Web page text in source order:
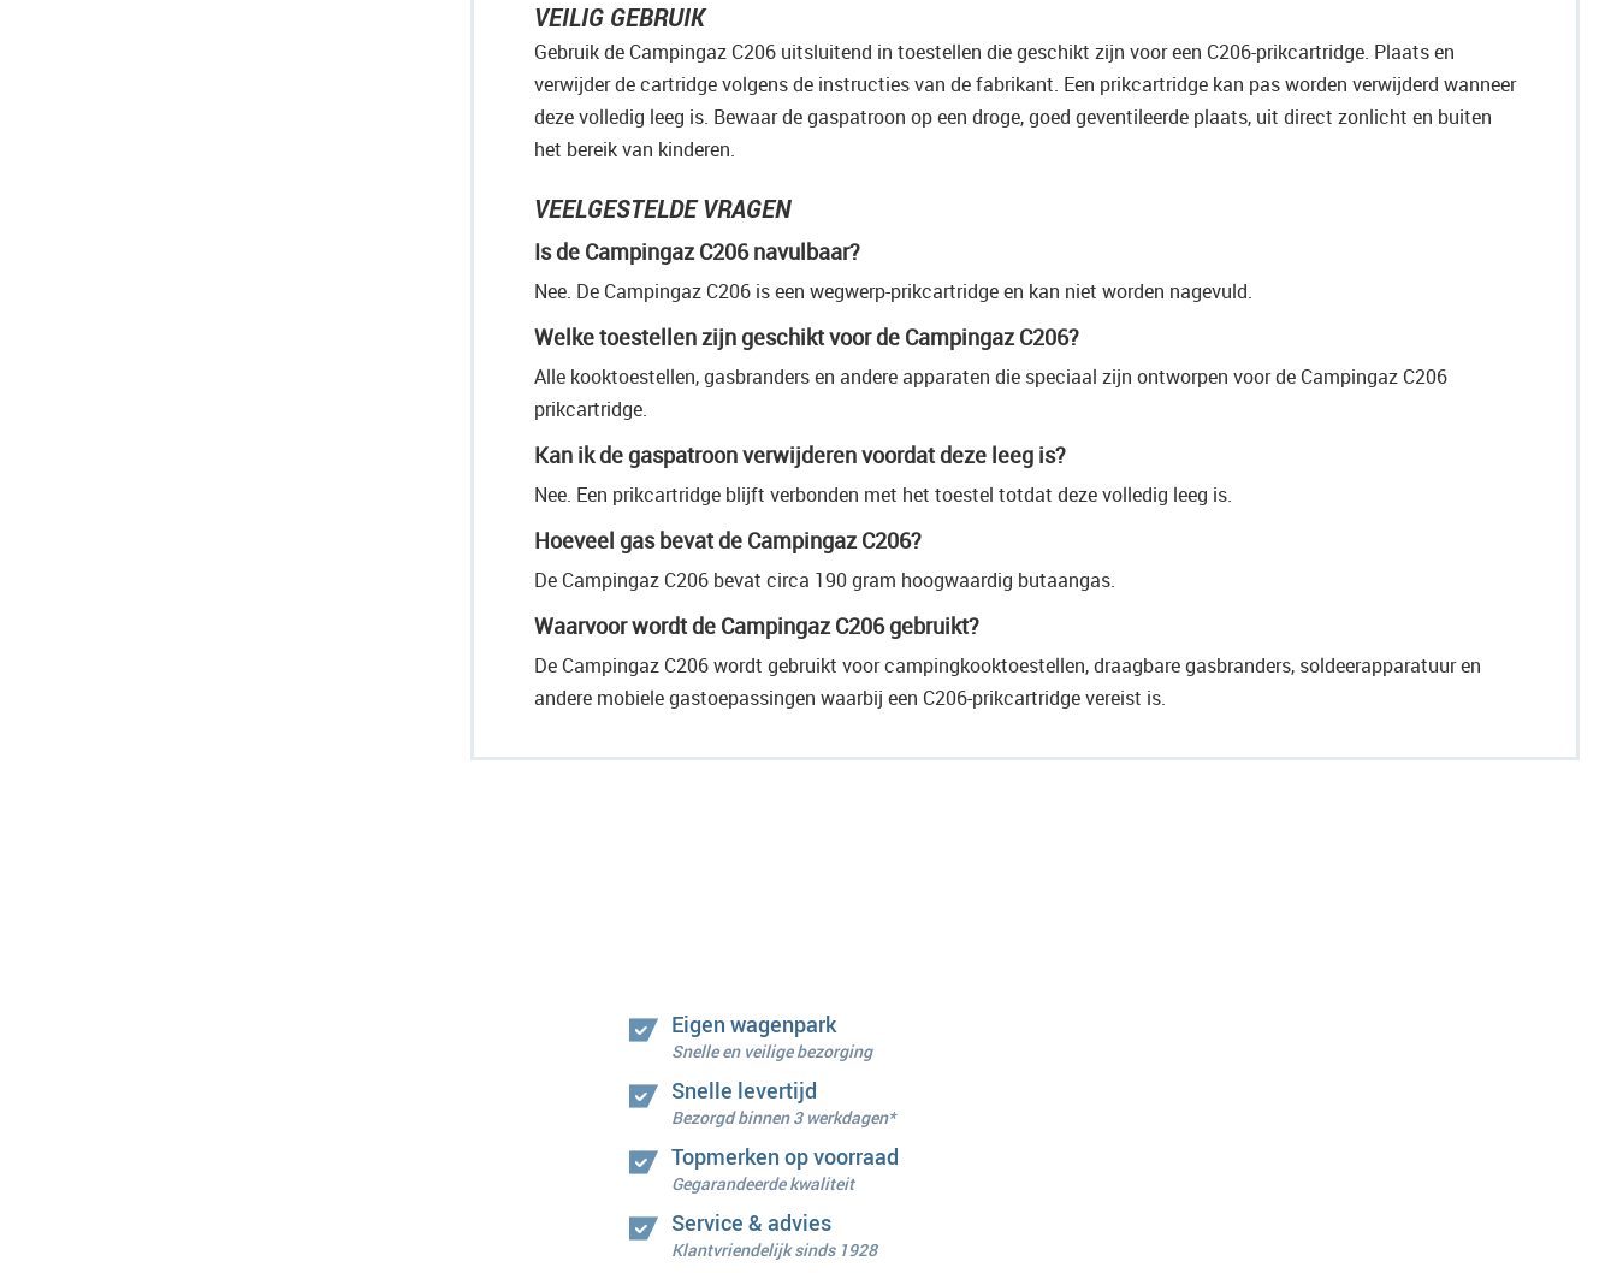
VEILIG GEBRUIK
Gebruik de Campingaz C206 uitsluitend in toestellen die geschikt zijn voor een C206-prikcartridge. Plaats en
verwijder de cartridge volgens de instructies van de fabrikant. Een prikcartridge kan pas worden verwijderd wanneer
deze volledig leeg is. Bewaar de gaspatroon op een droge, goed geventileerde plaats, uit direct zonlicht en buiten
het bereik van kinderen.
VEELGESTELDE VRAGEN
Is de Campingaz C206 navulbaar?
Nee. De Campingaz C206 is een wegwerp-prikcartridge en kan niet worden nagevuld.
Welke toestellen zijn geschikt voor de Campingaz C206?
Alle kooktoestellen, gasbranders en andere apparaten die speciaal zijn ontworpen voor de Campingaz C206
prikcartridge.
Kan ik de gaspatroon verwijderen voordat deze leeg is?
Nee. Een prikcartridge blijft verbonden met het toestel totdat deze volledig leeg is.
Hoeveel gas bevat de Campingaz C206?
De Campingaz C206 bevat circa 190 gram hoogwaardig butaangas.
Waarvoor wordt de Campingaz C206 gebruikt?
De Campingaz C206 wordt gebruikt voor campingkooktoestellen, draagbare gasbranders, soldeerapparatuur en
andere mobiele gastoepassingen waarbij een C206-prikcartridge vereist is.
Eigen wagenpark
Snelle en veilige bezorging
Snelle levertijd
Bezorgd binnen 3 werkdagen*
Topmerken op voorraad
Gegarandeerde kwaliteit
Service & advies
Klantvriendelijk sinds 1928